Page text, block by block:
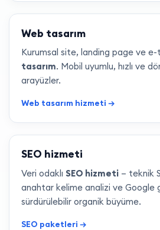
Web tasarım
Kurumsal site, landing page ve
tasarım. Mobil uyumlu, hızlı ve
arayüzler.
Web tasarım hizmeti →
SEO hizmeti
Veri odaklı SEO hizmeti — teknik
anahtar kelime analizi ve Google
sürdürülebilir organik büyüme.
SEO paketleri →